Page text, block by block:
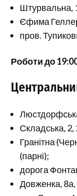
Штурвальна,
Єфима
пров.
Роботи до
Складська, 2,
Гранітна
(парні);
дорога
Довженка,